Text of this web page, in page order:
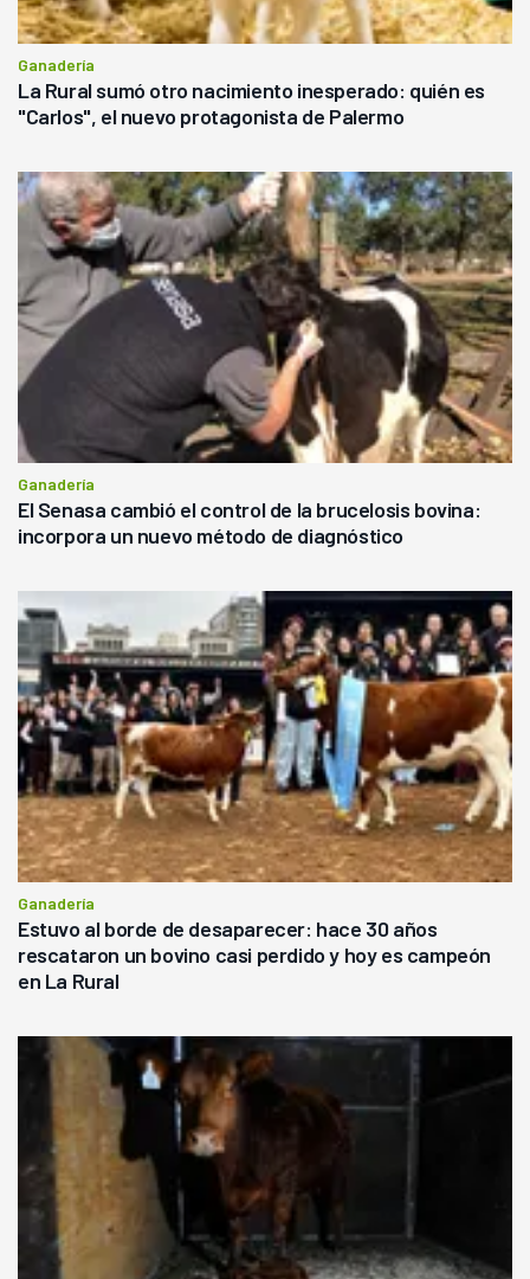
Ganadería
La Rural sumó otro nacimiento inesperado: quién es
"Carlos", el nuevo protagonista de Palermo
Ganadería
El Senasa cambió el control de la brucelosis bovina:
incorpora un nuevo método de diagnóstico
Ganadería
Estuvo al borde de desaparecer: hace 30 años
rescataron un bovino casi perdido y hoy es campeón
en La Rural